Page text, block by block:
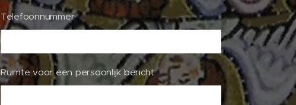
Telefoonnummer
Ruimte voor een persoonlijk bericht